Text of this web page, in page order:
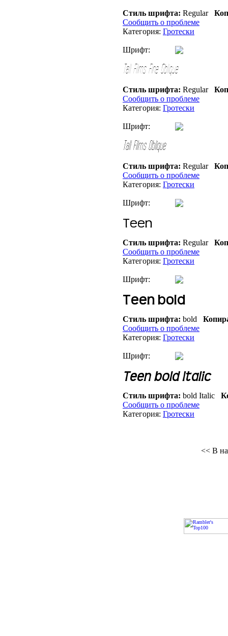
Стиль шрифта: Regular
Сообщить о проблеме
Категория: Гротески
Шрифт:
Стиль шрифта: Regular
Сообщить о проблеме
Категория: Гротески
Шрифт:
Стиль шрифта: Regular
Сообщить о проблеме
Категория: Гротески
Шрифт:
Стиль шрифта: Regular
Сообщить о проблеме
Категория: Гротески
Шрифт:
Стиль шрифта: bold
Сообщить о проблеме
Категория: Гротески
Шрифт:
Стиль шрифта: bold Italic
Сообщить о проблеме
Категория: Гротески
<< В